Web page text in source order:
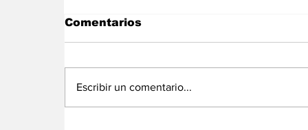
Comentarios
Escribir un comentario...